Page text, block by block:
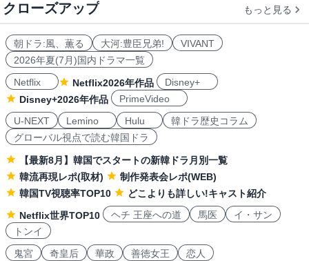
クローズアップ もっと見る
朝ドラ:風、薫る 大河:豊臣兄弟!
VIVANT
2026年夏(7月)国内ドラマ一覧
Netflix
Netflix2026年作品
Disney+
Disney+2026年作品
PrimeVideo
U-NEXT
Lemino Hulu
韓ドラ歴史コラム
グローバル視点で読む韓国ドラ
【最新8月】韓国でスタートの新韓ドラ月別一覧
韓流再現レポ(取材)
制作発表会レポ(WEB)
韓国TV視聴率TOP10
どこよりも詳しい!キャスト紹介
Netflix世界TOP10
ヘチ 王座への道 馬医
イ・サン
トンイ
鬼宮
奇皇后 華政 善徳女王 恋人